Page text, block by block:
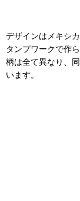
デザインはメキシ
タンプワークで作
柄は全て異なり、
います。